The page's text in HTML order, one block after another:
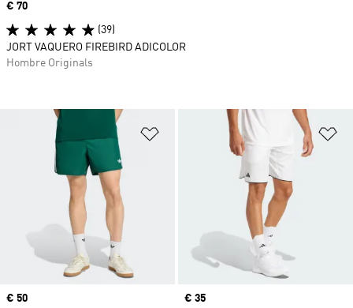
Añadir a la lista de deseos
Precio
€ 50
Precio
€ 35
Precio
€ 70
(39)
JORT VAQUERO FIREBIRD ADICOLOR
Hombre Originals